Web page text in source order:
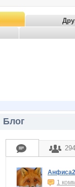
Блог
294
Анфиса2
1